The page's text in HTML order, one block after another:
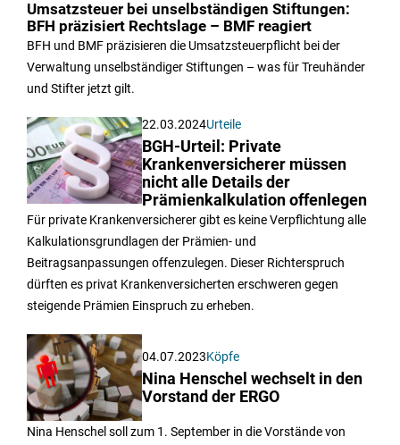
Umsatzsteuer bei unselbständigen Stiftungen:
BFH präzisiert Rechtslage – BMF reagiert
BFH und BMF präzisieren die Umsatzsteuerpflicht bei der
Verwaltung unselbständiger Stiftungen – was für Treuhänder
und Stifter jetzt gilt.
22.03.2024Urteile
BGH-Urteil: Private
Krankenversicherer müssen
nicht alle Details der
Prämienkalkulation offenlegen
Für private Krankenversicherer gibt es keine Verpflichtung alle
Kalkulationsgrundlagen der Prämien- und
Beitragsanpassungen offenzulegen. Dieser Richterspruch
dürften es privat Krankenversicherten erschweren gegen
steigende Prämien Einspruch zu erheben.
04.07.2023Köpfe
Nina Henschel wechselt in den
Vorstand der ERGO
Nina Henschel soll zum 1. September in die Vorstände von